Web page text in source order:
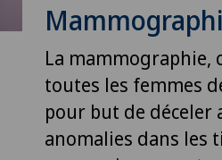
La mammographie,
toutes les femmes
pour but de déceler
anomalies dans les